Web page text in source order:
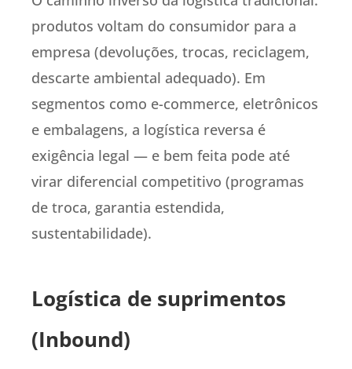
produtos voltam do consumidor para a
empresa (devoluções, trocas, reciclagem,
descarte ambiental adequado). Em
segmentos como e-commerce, eletrônicos
e embalagens, a logística reversa é
exigência legal — e bem feita pode até
virar diferencial competitivo (programas
de troca, garantia estendida,
sustentabilidade).
Logística de suprimentos
(Inbound)